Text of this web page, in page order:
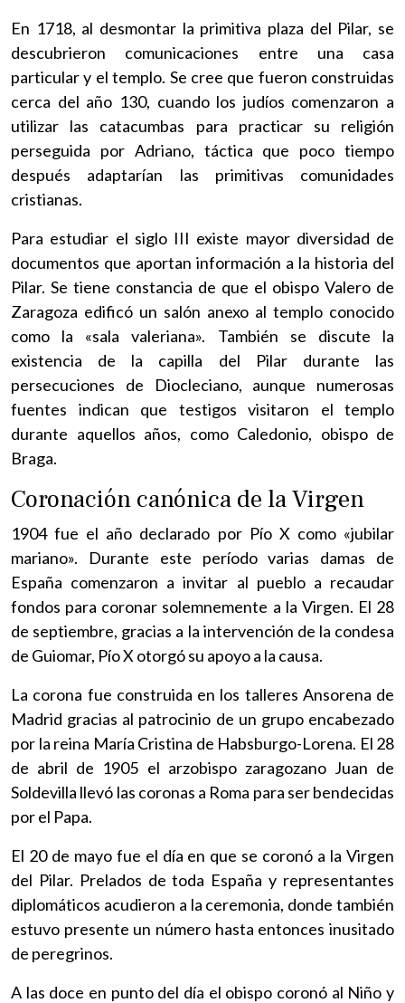
En 1718, al desmontar la primitiva plaza del Pilar, se
descubrieron comunicaciones entre una casa
particular y el templo. Se cree que fueron construidas
cerca del año 130, cuando los judíos comenzaron a
utilizar las catacumbas para practicar su religión
perseguida por Adriano, táctica que poco tiempo
después adaptarían las primitivas comunidades
cristianas.
Para estudiar el siglo III existe mayor diversidad de
documentos que aportan información a la historia del
Pilar. Se tiene constancia de que el obispo Valero de
Zaragoza edificó un salón anexo al templo conocido
como la «sala valeriana». También se discute la
existencia de la capilla del Pilar durante las
persecuciones de Diocleciano, aunque numerosas
fuentes indican que testigos visitaron el templo
durante aquellos años, como Caledonio, obispo de
Braga.
Coronación canónica de la Virgen
1904 fue el año declarado por Pío X como «jubilar
mariano». Durante este período varias damas de
España comenzaron a invitar al pueblo a recaudar
fondos para coronar solemnemente a la Virgen. El 28
de septiembre, gracias a la intervención de la condesa
de Guiomar, Pío X otorgó su apoyo a la causa.
La corona fue construida en los talleres Ansorena de
Madrid gracias al patrocinio de un grupo encabezado
por la reina María Cristina de Habsburgo-Lorena. El 28
de abril de 1905 el arzobispo zaragozano Juan de
Soldevilla llevó las coronas a Roma para ser bendecidas
por el Papa.
El 20 de mayo fue el día en que se coronó a la Virgen
del Pilar. Prelados de toda España y representantes
diplomáticos acudieron a la ceremonia, donde también
estuvo presente un número hasta entonces inusitado
de peregrinos.
A las doce en punto del día el obispo coronó al Niño y